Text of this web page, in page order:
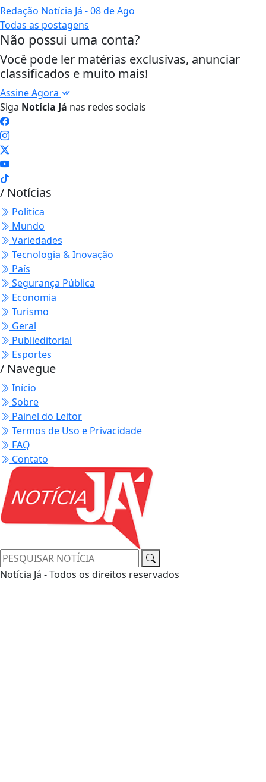
Redação Notícia Já - 08 de Ago
Todas as postagens
Não possui uma conta?
Você pode ler matérias exclusivas, anunciar
classificados e muito mais!
Assine Agora
Siga Notícia Já nas redes sociais
/ Notícias
Política
Mundo
Variedades
Tecnologia & Inovação
País
Segurança Pública
Economia
Turismo
Geral
Publieditorial
Esportes
/ Navegue
Início
Sobre
Painel do Leitor
Termos de Uso e Privacidade
FAQ
Contato
Notícia Já - Todos os direitos reservados